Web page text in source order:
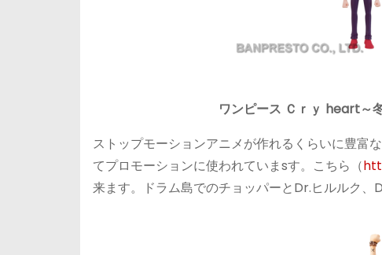
ワンピース Ｃｒｙ heart～
ストップモーションアニメが作れるくらいに豊富
てプロモーションに使われていまsす。こちら（
来ます。ドラム島でのチョッパーとDr.ヒルルク、